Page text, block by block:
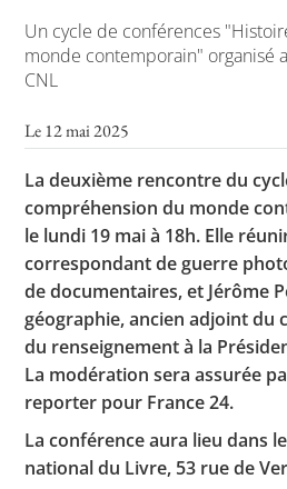
Concours de
Concours
Conférences,
Critique
Culture
Un cycle de conférences
monde contemporain" organisé
CNL
Le 12 mai 2025
La deuxième rencontre du
compréhension du monde
le lundi 19 mai à 18h. Elle
correspondant de guerre
de documentaires, et Jérôme
géographie, ancien adjoint du
du renseignement à la
La modération sera assurée
reporter pour France 24.
La conférence aura lieu dans
national du Livre, 53 rue de